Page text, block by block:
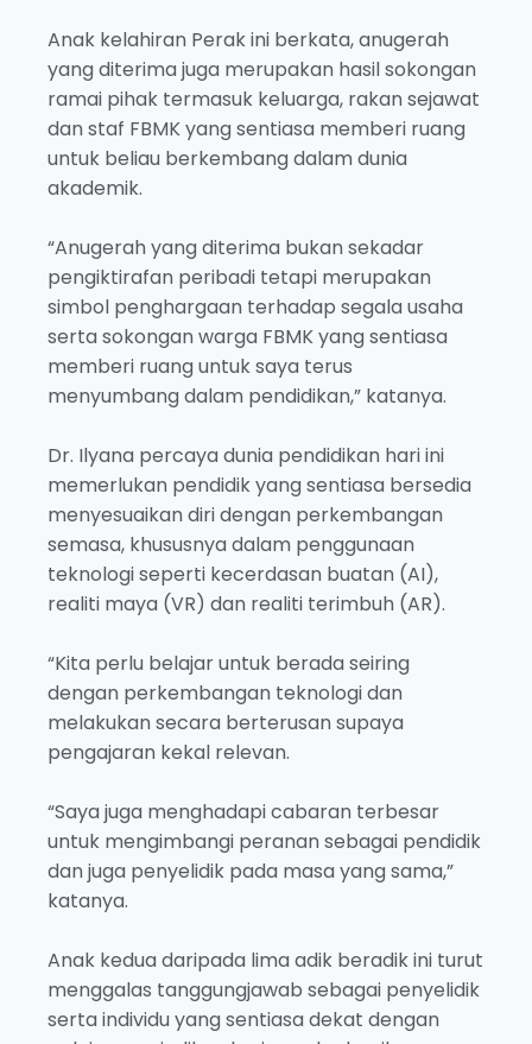
Anak kelahiran Perak ini berkata, anugerah
yang diterima juga merupakan hasil sokongan
ramai pihak termasuk keluarga, rakan sejawat
dan staf FBMK yang sentiasa memberi ruang
untuk beliau berkembang dalam dunia
akademik.
“Anugerah yang diterima bukan sekadar
pengiktirafan peribadi tetapi merupakan
simbol penghargaan terhadap segala usaha
serta sokongan warga FBMK yang sentiasa
memberi ruang untuk saya terus
menyumbang dalam pendidikan,” katanya.
Dr. Ilyana percaya dunia pendidikan hari ini
memerlukan pendidik yang sentiasa bersedia
menyesuaikan diri dengan perkembangan
semasa, khususnya dalam penggunaan
teknologi seperti kecerdasan buatan (AI),
realiti maya (VR) dan realiti terimbuh (AR).
“Kita perlu belajar untuk berada seiring
dengan perkembangan teknologi dan
melakukan secara berterusan supaya
pengajaran kekal relevan.
“Saya juga menghadapi cabaran terbesar
untuk mengimbangi peranan sebagai pendidik
dan juga penyelidik pada masa yang sama,”
katanya.
Anak kedua daripada lima adik beradik ini turut
menggalas tanggungjawab sebagai penyelidik
serta individu yang sentiasa dekat dengan